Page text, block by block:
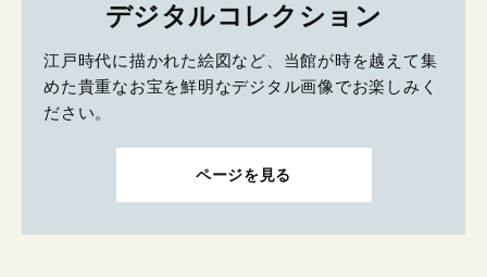
デジタルコレクション
江戸時代に描かれた絵図など、当館が時を越えて集
めた貴重なお宝を鮮明なデジタル画像でお楽しみく
ださい。
ページを見る